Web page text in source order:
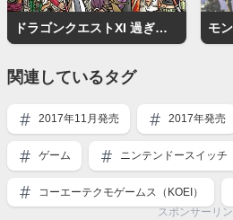
ドラゴンクエストXI 過ぎ去りし時を求めて
関連しているタグ
2017年11月発売 2017年発売
ゲーム ニンテンドースイッチ
コーエーテクモゲームス（KOEI）
スポンサーリ